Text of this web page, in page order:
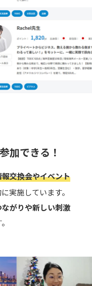
加できる！
交換会やイベント
実施しています。
がりや新しい刺激